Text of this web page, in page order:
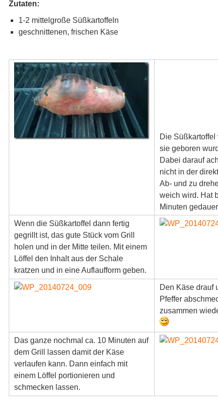
Zutaten:
1-2 mittelgroße Süßkartoffeln
geschnittenen, frischen Käse
Die
sie geboren
Dabei darauf
nicht in der
Ab- und zu
weich wird. Hat
Minuten
Wenn die Süßkartoffel dann fertig
gegrillt ist, das gute Stück vom Grill
holen und in der Mitte teilen. Mit einem
Löffel den Inhalt aus der Schale
kratzen und in eine Auflaufform geben.
Den Käse drauf
Pfeffer
zusammen
Das ganze nochmal ca. 10 Minuten auf
dem Grill lassen damit der Käse
verlaufen kann. Dann einfach mit
einem Löffel portionieren und
schmecken lassen.